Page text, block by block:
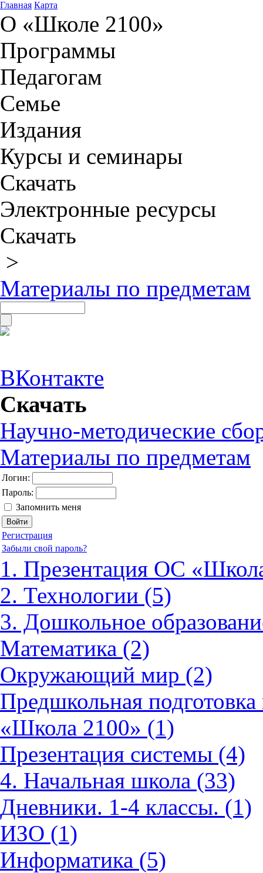
Главная Карта
О «Школе 2100»
Программы
Педагогам
Семье
Издания
Курсы и семинары
Скачать
Электронные ресурсы
Скачать
>
Материалы по предметам
ВКонтакте
Скачать
Научно-методические
Материалы по предметам
Логин:
Пароль:
Запомнить меня
Регистрация
Забыли свой пароль?
1. Презентация ОС
2. Технологии (5)
3. Дошкольное
Математика (2)
Окружающий мир (2)
Предшкольная
«Школа 2100» (1)
Презентация системы (4)
4. Начальная школа (33)
Дневники. 1-4 классы. (1)
ИЗО (1)
Информатика (5)